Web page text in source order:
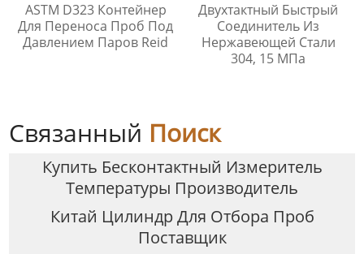
ASTM D323 Контейнер
Для Переноса Проб Под
Давлением Паров Reid
Двухтактный Быстрый
Соединитель Из
Нержавеющей Стали
304, 15 МПа
Связанный Поиск
Купить Бесконтактный Измеритель
Температуры Производитель
Китай Цилиндр Для Отбора Проб
Поставщик